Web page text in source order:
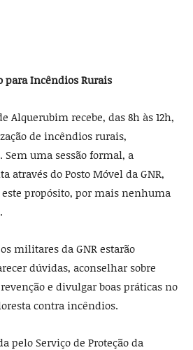
para Incêndios Rurais
Alquerubim recebe, das 8h às 12h,
de incêndios rurais,
Sem uma sessão formal, a
através do Posto Móvel da GNR,
este propósito, por mais nenhuma
militares da GNR estarão
dúvidas, aconselhar sobre
e divulgar boas práticas no
contra incêndios.
pelo Serviço de Proteção da